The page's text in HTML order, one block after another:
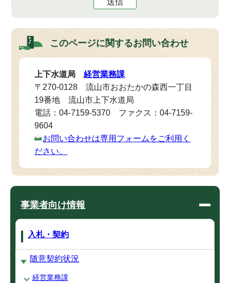
送信
このページに関するお問い合わせ
上下水道局経営業務課
〒270-0128 流山市おおたかの森西一丁目
19番地 流山市上下水道局
電話：04-7159-5370 ファクス：04-7159-
9604
お問い合わせは専用フォームをご利用く
ださい。
事業者向け情報
入札・契約
随意契約状況
経営業務課